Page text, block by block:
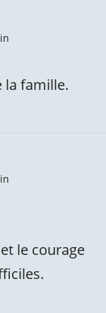
la famille.
le courage